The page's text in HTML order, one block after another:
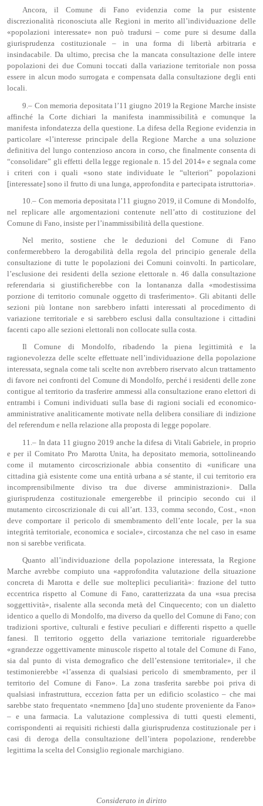
Ancora, il Comune di Fano evidenzia come la pur esistente
discrezionalità riconosciuta alle Regioni in merito all’individuazione delle
«popolazioni interessate» non può tradursi – come pure si desume dalla
giurisprudenza costituzionale – in una forma di libertà arbitraria e
insindacabile. Da ultimo, precisa che la mancata consultazione delle intere
popolazioni dei due Comuni toccati dalla variazione territoriale non possa
essere in alcun modo surrogata e compensata dalla consultazione degli enti
locali.
9.– Con memoria depositata l’11 giugno 2019 la Regione Marche insiste
affinché la Corte dichiari la manifesta inammissibilità e comunque la
manifesta infondatezza della questione. La difesa della Regione evidenzia in
particolare «l’interesse principale della Regione Marche a una soluzione
definitiva del lungo contenzioso ancora in corso, che finalmente consenta di
“consolidare” gli effetti della legge regionale n. 15 del 2014» e segnala come
i criteri con i quali «sono state individuate le “ulteriori” popolazioni
[interessate] sono il frutto di una lunga, approfondita e partecipata istruttoria».
10.– Con memoria depositata l’11 giugno 2019, il Comune di Mondolfo,
nel replicare alle argomentazioni contenute nell’atto di costituzione del
Comune di Fano, insiste per l’inammissibilità della questione.
Nel merito, sostiene che le deduzioni del Comune di Fano
confermerebbero la derogabilità della regola del principio generale della
consultazione di tutte le popolazioni dei Comuni coinvolti. In particolare,
l’esclusione dei residenti della sezione elettorale n. 46 dalla consultazione
referendaria si giustificherebbe con la lontananza dalla «modestissima
porzione di territorio comunale oggetto di trasferimento». Gli abitanti delle
sezioni più lontane non sarebbero infatti interessati al procedimento di
variazione territoriale e si sarebbero esclusi dalla consultazione i cittadini
facenti capo alle sezioni elettorali non collocate sulla costa.
Il Comune di Mondolfo, ribadendo la piena legittimità e la
ragionevolezza delle scelte effettuate nell’individuazione della popolazione
interessata, segnala come tali scelte non avrebbero riservato alcun trattamento
di favore nei confronti del Comune di Mondolfo, perché i residenti delle zone
contigue al territorio da trasferire ammessi alla consultazione erano elettori di
entrambi i Comuni individuati sulla base di ragioni sociali ed economico-
amministrative analiticamente motivate nella delibera consiliare di indizione
del referendum e nella relazione alla proposta di legge popolare.
11.– In data 11 giugno 2019 anche la difesa di Vitali Gabriele, in proprio
e per il Comitato Pro Marotta Unita, ha depositato memoria, sottolineando
come il mutamento circoscrizionale abbia consentito di «unificare una
cittadina già esistente come una entità urbana a sé stante, il cui territorio era
incomprensibilmente diviso tra due diverse amministrazioni». Dalla
giurisprudenza costituzionale emergerebbe il principio secondo cui il
mutamento circoscrizionale di cui all’art. 133, comma secondo, Cost., «non
deve comportare il pericolo di smembramento dell’ente locale, per la sua
integrità territoriale, economica e sociale», circostanza che nel caso in esame
non si sarebbe verificata.
Quanto all’individuazione della popolazione interessata, la Regione
Marche avrebbe compiuto una «approfondita valutazione della situazione
concreta di Marotta e delle sue molteplici peculiarità»: frazione del tutto
eccentrica rispetto al Comune di Fano, caratterizzata da una «sua precisa
soggettività», risalente alla seconda metà del Cinquecento; con un dialetto
identico a quello di Mondolfo, ma diverso da quello del Comune di Fano; con
tradizioni sportive, culturali e festive peculiari e differenti rispetto a quelle
fanesi. Il territorio oggetto della variazione territoriale riguarderebbe
«grandezze oggettivamente minuscole rispetto al totale del Comune di Fano,
sia dal punto di vista demografico che dell’estensione territoriale», il che
testimonierebbe «l’assenza di qualsiasi pericolo di smembramento, per il
territorio del Comune di Fano». La zona trasferita sarebbe poi priva di
qualsiasi infrastruttura, eccezion fatta per un edificio scolastico – che mai
sarebbe stato frequentato «nemmeno [da] uno studente proveniente da Fano»
– e una farmacia. La valutazione complessiva di tutti questi elementi,
corrispondenti ai requisiti richiesti dalla giurisprudenza costituzionale per i
casi di deroga della consultazione dell’intera popolazione, renderebbe
legittima la scelta del Consiglio regionale marchigiano.
Considerato in diritto